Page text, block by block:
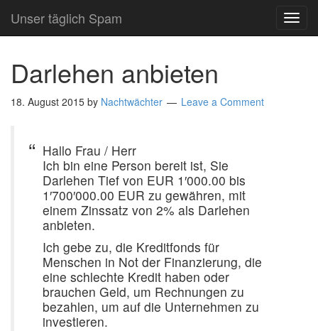
Unser täglich Spam
Darlehen anbieten
18. August 2015 by Nachtwächter Leave a Comment
Hallo Frau / Herr
Ich bin eine Person bereit ist, Sie
Darlehen Tief von EUR 1′000.00 bis
1′700′000.00 EUR zu gewähren, mit
einem Zinssatz von 2% als Darlehen
anbieten.
Ich gebe zu, die Kreditfonds für
Menschen in Not der Finanzierung, die
eine schlechte Kredit haben oder
brauchen Geld, um Rechnungen zu
bezahlen, um auf die Unternehmen zu
investieren.